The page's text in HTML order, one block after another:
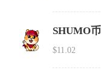
SHUMO币
$11.02